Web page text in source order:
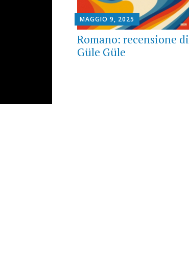
MAGGIO 9, 2025
Romano: recensione di
Güle Güle